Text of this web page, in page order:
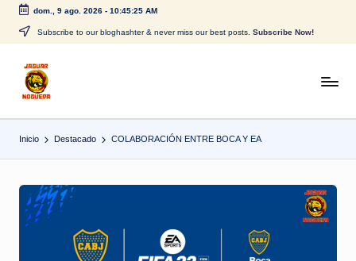
Saltar
contenido
dom., 9 ago. 2026- 10:45:25 AM
Subscribe to our bloghashter & never miss our best posts. Subscribe Now!
J
a
g
a
r
CONTENIDO
Inicio Destacado COLABORACIÓN ENTRE BOCA Y EA